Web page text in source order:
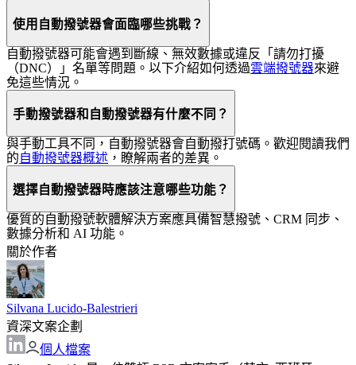
使用自動撥號器會面臨哪些挑戰？
自動撥號器可能會遇到斷線、無效數據或違反「請勿打擾
（DNC）」名單等問題。以下介紹如何透過雲端撥號器來避
免這些情況。
手動撥號器和自動撥號器有什麼不同？
與手動工具不同，自動撥號器會自動撥打號碼。歡迎閱讀我們
的自動撥號器概述 ，瞭解兩者的差異。
選擇自動撥號器時應該注意哪些功能？
優質的自動撥號軟體解決方案應具備智慧撥號、CRM 同步、
數據分析和 AI 功能。
關於作者
Silvana Lucido-Balestrieri
資深文案企劃
個人檔案